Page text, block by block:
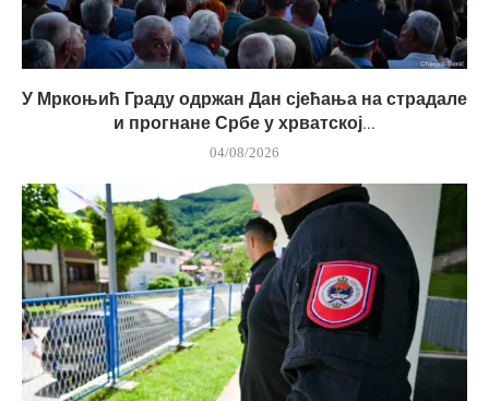
У Мркоњић Граду одржан Дан сјећања на страдале
и прогнане Србе у хрватској...
04/08/2026